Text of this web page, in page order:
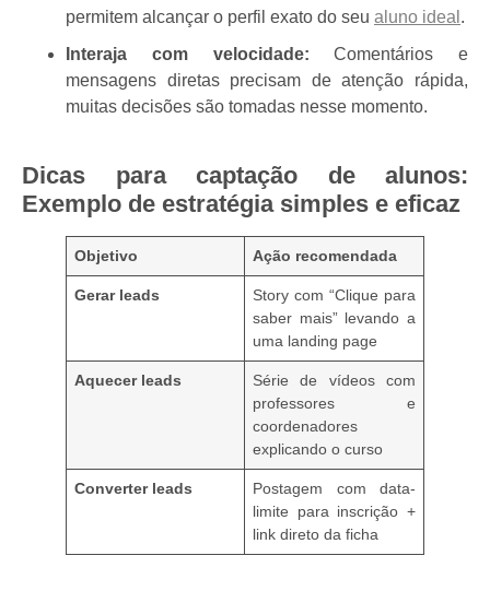
permitem alcançar o perfil exato do seu aluno ideal .
Interaja com velocidade: Comentários e
mensagens diretas precisam de atenção rápida,
muitas decisões são tomadas nesse momento.
Dicas para captação de alunos:
Exemplo de estratégia simples e eficaz
Objetivo Ação recomendada
Gerar leads
Story com “Clique para
saber mais” levando a
uma landing page
Aquecer leads
Série de vídeos com
professores e
coordenadores
explicando o curso
Converter leads
Postagem com data-
limite para inscrição +
link direto da ficha